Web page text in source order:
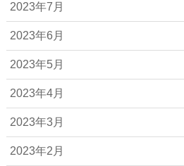
2023年7月
2023年6月
2023年5月
2023年4月
2023年3月
2023年2月